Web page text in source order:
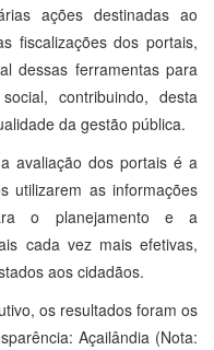
ações destinadas ao
fiscalizações dos portais,
dessas ferramentas para
contribuindo, desta
da gestão pública.
avaliação dos portais é a
utilizarem as informações
o planejamento e a
cada vez mais efetivas,
aos cidadãos.
os resultados foram os
Açailândia (Nota: